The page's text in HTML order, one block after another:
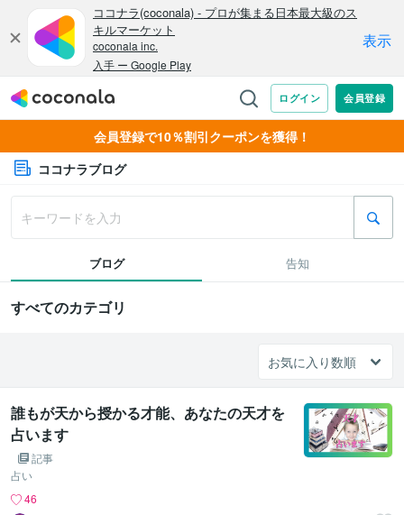
会員登録で10％割引クーポンを獲得！
ココナラブログ
ブログ 告知
すべてのカテゴリ
誰もが天から授かる才能、あなたの天才を
占います
記事
占い
46